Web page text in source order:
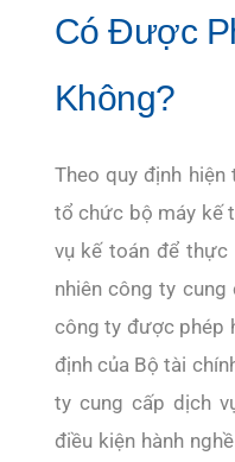
Có Được
Không?
Theo quy định
tổ chức bộ máy kế
vụ kế toán để thực
nhiên công ty
công ty được phép
định của Bộ tài
ty cung cấp dịch
điều kiện hành